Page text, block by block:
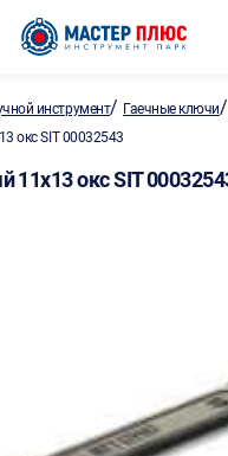
инструмент/ Гаечные ключи/
окс SIT 00032543
окс SIT